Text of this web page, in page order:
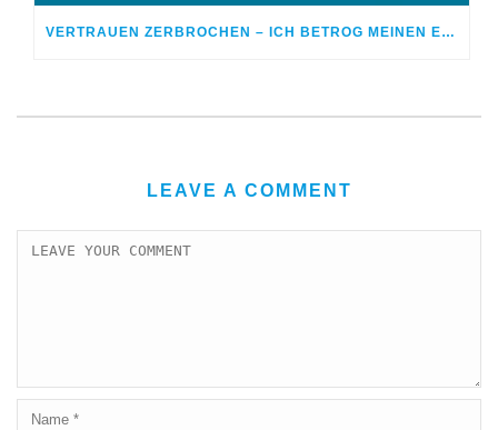
VERTRAUEN ZERBROCHEN – ICH BETROG MEINEN EHEPARTNER
LEAVE A COMMENT